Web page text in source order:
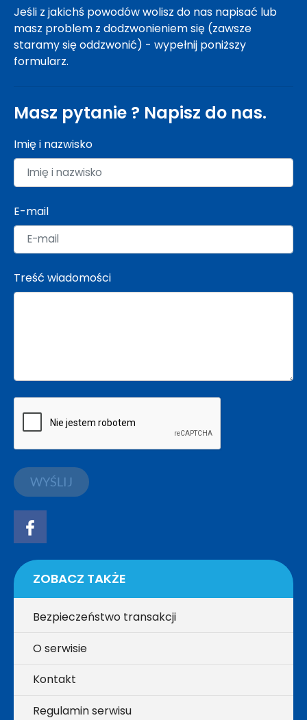
Jeśli z jakichś powodów wolisz do nas napisać lub
masz problem z dodzwonieniem się (zawsze
staramy się oddzwonić) - wypełnij poniższy
formularz.
Masz pytanie ? Napisz do nas.
Imię i nazwisko
E-mail
Treść wiadomości
WYŚLIJ
ZOBACZ TAKŻE
Bezpieczeństwo transakcji
O serwisie
Kontakt
Regulamin serwisu